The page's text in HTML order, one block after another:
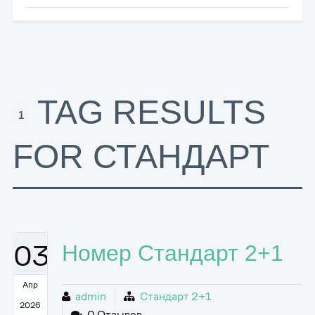
1
TAG RESULTS
FOR СТАНДАРТ
03
Апр
2026
Номер Стандарт 2+1
admin
Стандарт 2+1